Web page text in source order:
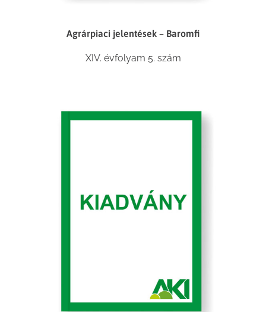
Agrárpiaci jelentések – Baromfi
XIV. évfolyam 5. szám